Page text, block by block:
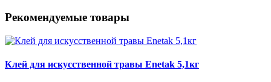
Рекомендуемые товары
Клей для искусственной травы Enetak 5,1кг